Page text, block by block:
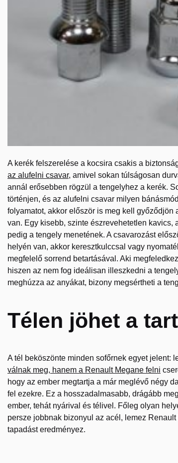
A kerék felszerelése a kocsira csakis a
az alufelni csavar, amivel sokan túlságosan
annál erősebben rögzül a tengelyhez a kerék.
történjen, és az alufelni csavar milyen
folyamatot, akkor először is meg kell
van. Egy kisebb, szinte észrevehetetlen kavics,
pedig a tengely menetének. A csavarozást
helyén van, akkor keresztkulccsal vagy
megfelelő sorrend betartásával. Aki
hiszen az nem fog ideálisan illeszkedni a
meghúzza az anyákat, bizony megsértheti a
Télen jöhet a
A tél beköszönte minden sofőrnek egyet jelent:
válnak meg, hanem a Renault Megane felni
hogy az ember megtartja a már meglévő négy
fel ezekre. Ez a hosszadalmasabb, drágább
ember, tehát nyárival és télivel. Főleg olyan
persze jobbnak bizonyul az acél, lemez
tapadást eredményez.